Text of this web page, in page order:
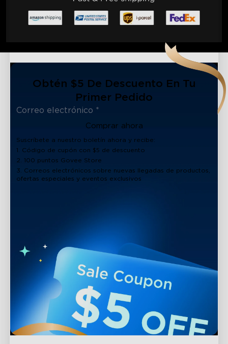
Obtén $5 De Descuento En Tu
Primer Pedido
Comprar ahora
Suscríbete a nuestro boletín ahora y recibe:
1. Código de cupón con $5 de descuento
2. 100 puntos Govee Store
3. Correos electrónicos sobre nuevas llegadas de productos,
ofertas especiales y eventos exclusivos